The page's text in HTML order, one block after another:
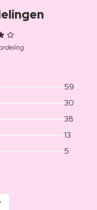
59
30
38
13
5